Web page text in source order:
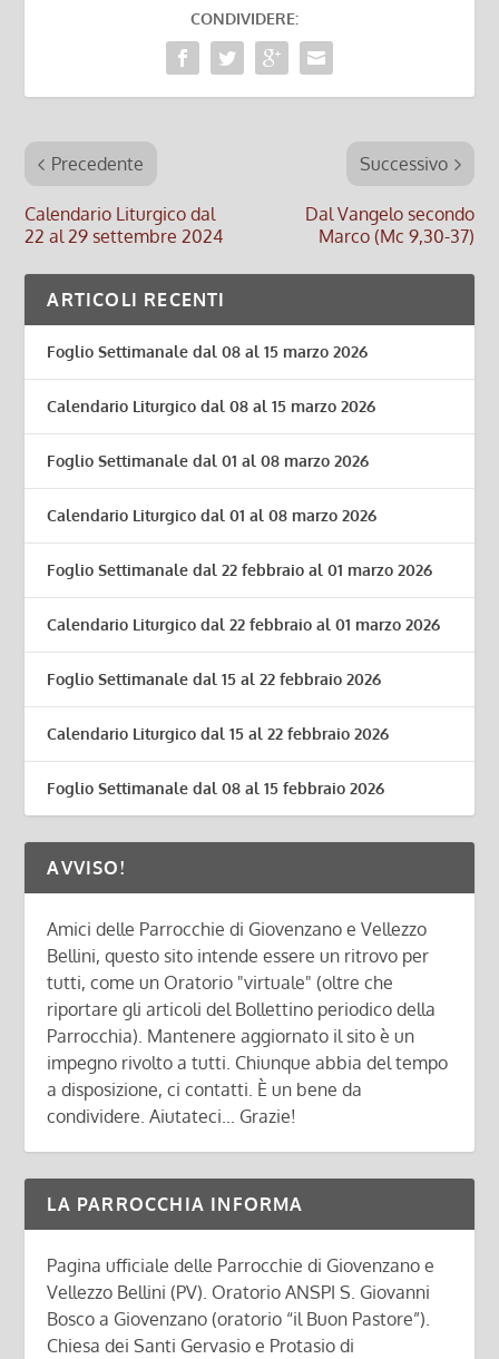
CONDIVIDERE:
Precedente
Calendario Liturgico dal
22 al 29 settembre 2024
Successivo
Dal Vangelo secondo
Marco (Mc 9,30-37)
ARTICOLI RECENTI
Foglio Settimanale dal 08 al 15 marzo 2026
Calendario Liturgico dal 08 al 15 marzo 2026
Foglio Settimanale dal 01 al 08 marzo 2026
Calendario Liturgico dal 01 al 08 marzo 2026
Foglio Settimanale dal 22 febbraio al 01 marzo 2026
Calendario Liturgico dal 22 febbraio al 01 marzo 2026
Foglio Settimanale dal 15 al 22 febbraio 2026
Calendario Liturgico dal 15 al 22 febbraio 2026
Foglio Settimanale dal 08 al 15 febbraio 2026
AVVISO!
Amici delle Parrocchie di Giovenzano e Vellezzo
Bellini, questo sito intende essere un ritrovo per
tutti, come un Oratorio "virtuale" (oltre che
riportare gli articoli del Bollettino periodico della
Parrocchia). Mantenere aggiornato il sito è un
impegno rivolto a tutti. Chiunque abbia del tempo
a disposizione, ci contatti. È un bene da
condividere. Aiutateci... Grazie!
LA PARROCCHIA INFORMA
Pagina ufficiale delle Parrocchie di Giovenzano e
Vellezzo Bellini (PV). Oratorio ANSPI S. Giovanni
Bosco a Giovenzano (oratorio “il Buon Pastore”).
Chiesa dei Santi Gervasio e Protasio di